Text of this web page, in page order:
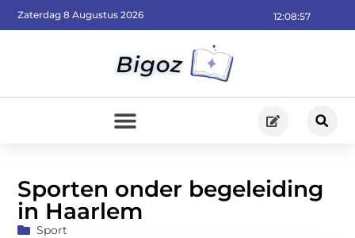
12:08:58
Zaterdag 8 Augustus 2026
Sporten onder begeleiding
in Haarlem
Sport